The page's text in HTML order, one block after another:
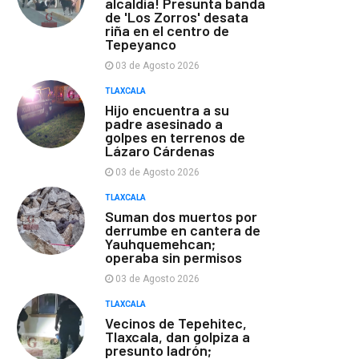
de 'Los Zorros' desata
riña en el centro de
Tepeyanco
03 de Agosto 2026
TLAXCALA
Hijo encuentra a su
padre asesinado a
golpes en terrenos de
Lázaro Cárdenas
03 de Agosto 2026
TLAXCALA
Suman dos muertos por
derrumbe en cantera de
Yauhquemehcan;
operaba sin permisos
03 de Agosto 2026
TLAXCALA
Vecinos de Tepehitec,
Tlaxcala, dan golpiza a
presunto ladrón;